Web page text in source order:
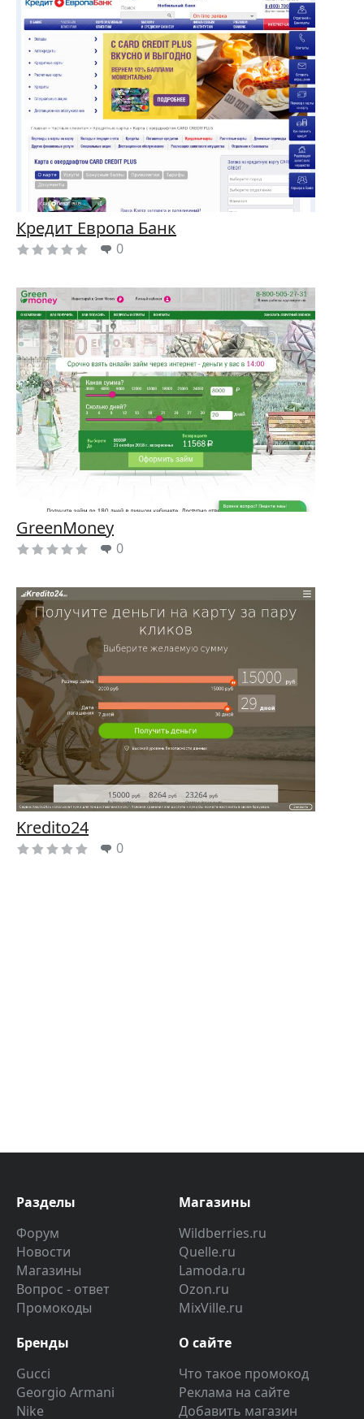
Кредит Европа Банк
0
GreenMoney
0
Kredito24
0
Разделы
Форум
Новости
Магазины
Вопрос - ответ
Промокоды
Магазины
Wildberries.ru
Quelle.ru
Lamoda.ru
Ozon.ru
MixVille.ru
Бренды
Gucci
Georgio Armani
Nike
О сайте
Что такое промокод
Реклама на сайте
Добавить магазин